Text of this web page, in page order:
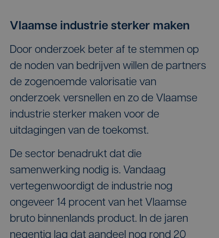
Vlaamse industrie sterker maken
Door onderzoek beter af te stemmen op
de noden van bedrijven willen de partners
de zogenoemde valorisatie van
onderzoek versnellen en zo de Vlaamse
industrie sterker maken voor de
uitdagingen van de toekomst.
De sector benadrukt dat die
samenwerking nodig is. Vandaag
vertegenwoordigt de industrie nog
ongeveer 14 procent van het Vlaamse
bruto binnenlands product. In de jaren
negentig lag dat aandeel nog rond 20